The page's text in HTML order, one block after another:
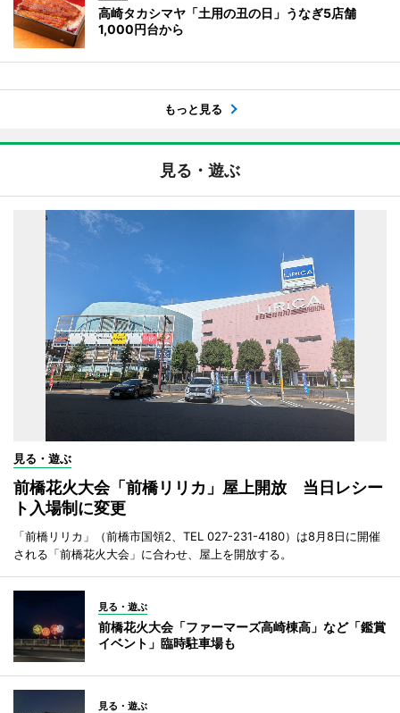
高崎タカシマヤ「土用の丑の日」うなぎ5店舗
1,000円台から
もっと見る
見る・遊ぶ
見る・遊ぶ
前橋花火大会「前橋リリカ」屋上開放 当日レシー
ト入場制に変更
「前橋リリカ」（前橋市国領2、TEL 027-231-4180）は8月8日に開催
される「前橋花火大会」に合わせ、屋上を開放する。
見る・遊ぶ
前橋花火大会「ファーマーズ高崎棟高」など「鑑賞
イベント」臨時駐車場も
見る・遊ぶ